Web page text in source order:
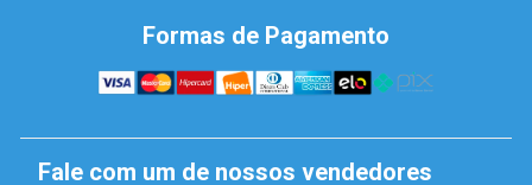
Formas de Pagamento
Fale com um de nossos vendedores